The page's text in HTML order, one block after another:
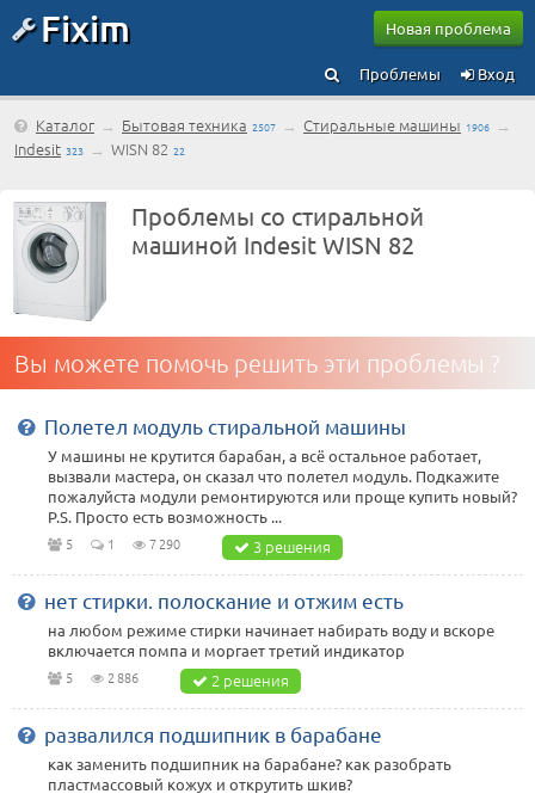
Fixim Новая проблема
Вход
Проблемы
Каталог → Бытовая техника 2507 → Стиральные машины 1906 →
Indesit 323 → WISN 82 22
Проблемы со стиральной
машиной Indesit WISN 82
Вы можете помочь решить эти проблемы ?
Полетел модуль стиральной машины
У машины не крутится барабан, а всё остальное работает,
вызвали мастера, он сказал что полетел модуль. Подкажите
пожалуйста модули ремонтируются или проще купить новый?
P.S. Просто есть возможность ...
5 1 7 290 3 решения
нет стирки. полоскание и отжим есть
на любом режиме стирки начинает набирать воду и вскоре
включается помпа и моргает третий индикатор
5 2 886 2 решения
развалился подшипник в барабане
как заменить подшипник на барабане? как разобрать
пластмассовый кожух и открутить шкив?